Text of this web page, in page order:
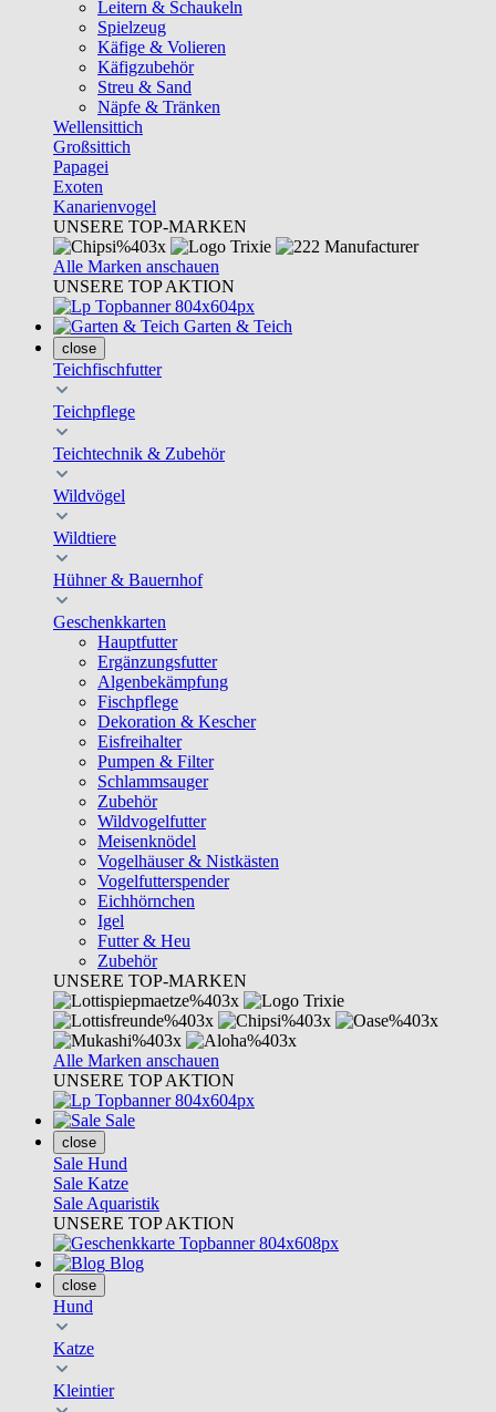
Leitern & Schaukeln
Spielzeug
Käfige & Volieren
Käfigzubehör
Streu & Sand
Näpfe & Tränken
Wellensittich
Großsittich
Papagei
Exoten
Kanarienvogel
UNSERE TOP-MARKEN
Alle Marken anschauen
UNSERE TOP AKTION
Garten & Teich
close
Teichfischfutter
Teichpflege
Teichtechnik & Zubehör
Wildvögel
Wildtiere
Hühner & Bauernhof
Geschenkkarten
Hauptfutter
Ergänzungsfutter
Algenbekämpfung
Fischpflege
Dekoration & Kescher
Eisfreihalter
Pumpen & Filter
Schlammsauger
Zubehör
Wildvogelfutter
Meisenknödel
Vogelhäuser & Nistkästen
Vogelfutterspender
Eichhörnchen
Igel
Futter & Heu
Zubehör
UNSERE TOP-MARKEN
Alle Marken anschauen
UNSERE TOP AKTION
Sale
close
Sale Hund
Sale Katze
Sale Aquaristik
UNSERE TOP AKTION
Blog
close
Hund
Katze
Kleintier